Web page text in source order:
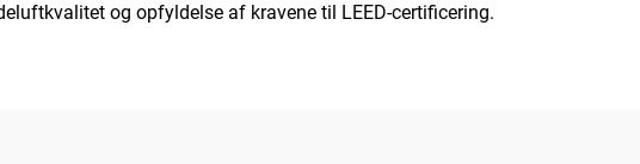
og opfyldelse af kravene til LEED-certificering.